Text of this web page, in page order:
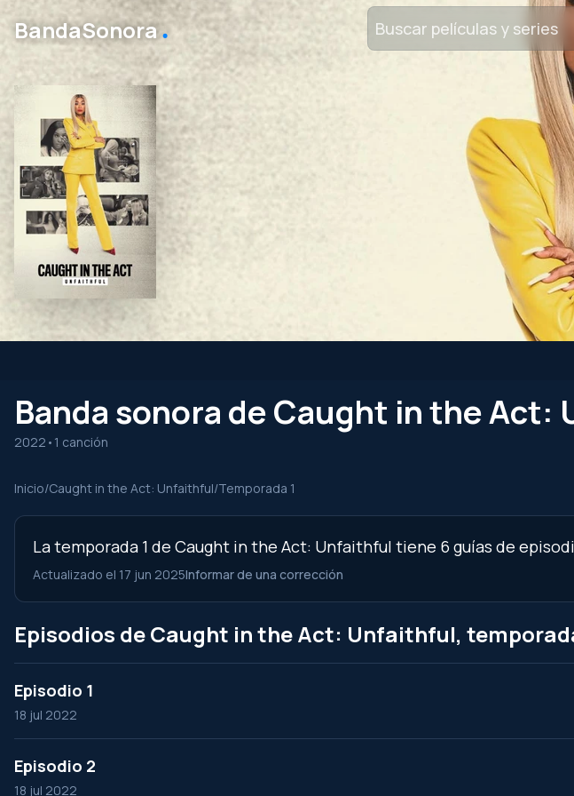
BandaSonora․
Banda sonora de Caught in the Act:
2022 • 1 canción
Inicio/Caught in the Act: Unfaithful/Temporada 1
La temporada 1 de Caught in the Act: Unfaithful tiene 6 guías de
Actualizado el 17 jun 2025Informar de una corrección
Episodios de Caught in the Act: Unfaithful,
Episodio 1
18 jul 2022
Episodio 2
18 jul 2022